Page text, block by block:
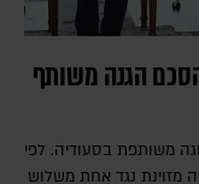
הגנה משותף
משותפת בסעודיה. לפי
נגד אחת משלוש